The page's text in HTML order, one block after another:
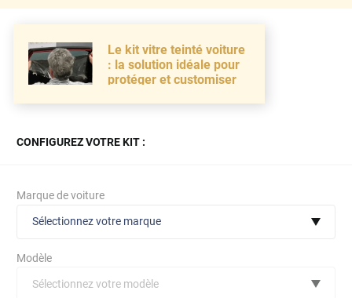
Le kit vitre teinté voiture
: la solution idéale pour
protéger et customiser
CONFIGUREZ VOTRE KIT :
Marque de voiture
Sélectionnez votre marque
Modèle
Sélectionnez votre modèle